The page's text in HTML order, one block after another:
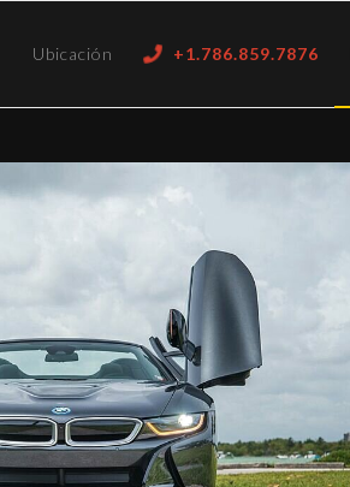
Ubicación +1.786.859.7876